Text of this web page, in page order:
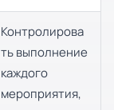
Контролирова
ть выполнение
каждого
мероприятия,